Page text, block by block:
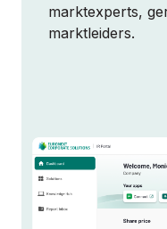
marktexperts,
marktleiders.